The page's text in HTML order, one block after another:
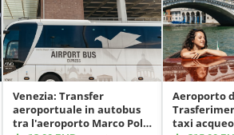
Venezia: Transfer
aeroportuale in autobus
tra l'aeroporto Marco Polo
Aeroporto
taxi